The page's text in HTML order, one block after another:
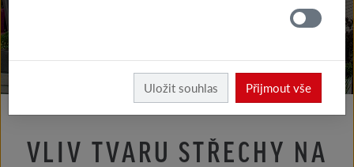
Rady střecha Rady architekta
VLIV TVARU STŘECHY NA
Uložit souhlas Přijmout vše